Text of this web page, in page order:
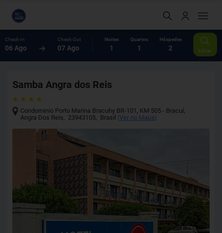
Check-In
06 Ago
Check-Out
07 Ago
Noites
1
Quartos
1
Hóspedes
2 Editar
Samba Angra dos Reis
Condominio Porto Marina Bracuhy BR-101, KM 505 - Bracuí,
Angra Dos Reis, 23943105, Brasil (Ver no Mapa)